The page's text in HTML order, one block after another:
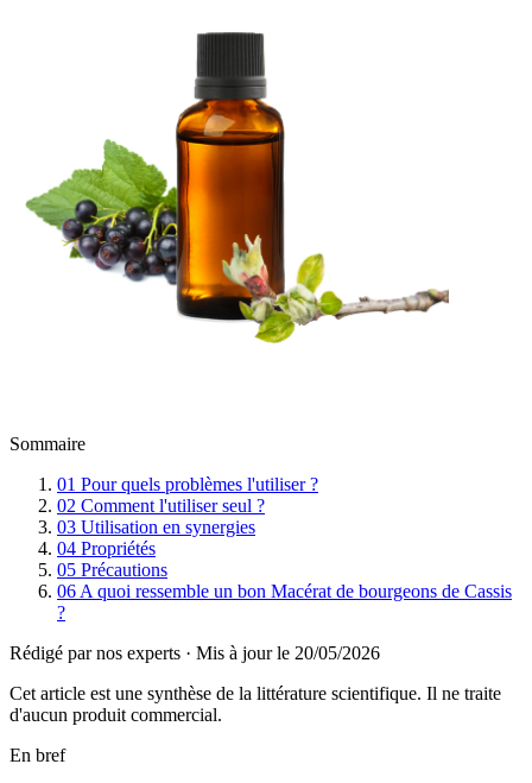
Sommaire
01 Pour quels problèmes l'utiliser ?
02 Comment l'utiliser seul ?
03 Utilisation en synergies
04 Propriétés
05 Précautions
06 A quoi ressemble un bon Macérat de bourgeons de Cassis
?
Rédigé par nos experts · Mis à jour le 20/05/2026
Cet article est une synthèse de la littérature scientifique. Il ne traite
d'aucun produit commercial.
En bref